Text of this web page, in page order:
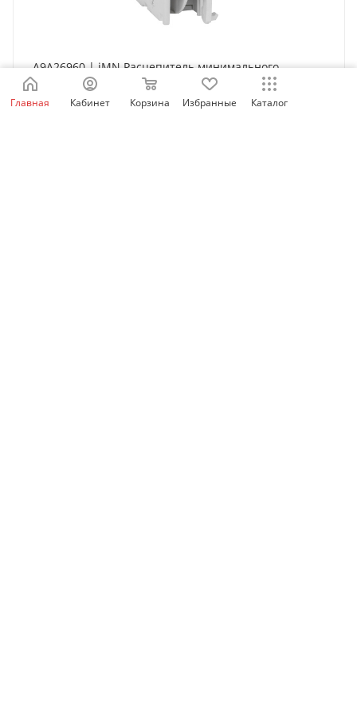
A9A26960 | iMN Расцепитель минимального
напряжения 220...240В AC, Schneider Electric
Нет в наличии
Главная Кабинет Корзина Избранные Каталог